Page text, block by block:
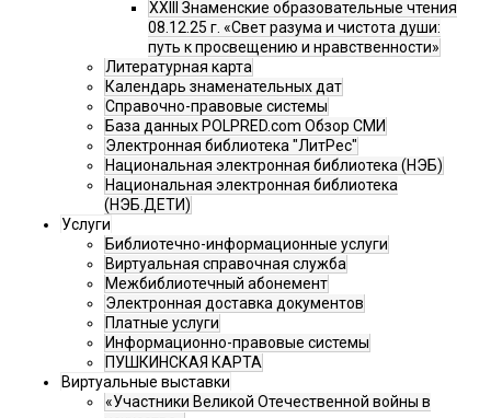
XXIII Знаменские образовательные чтения
08.12.25 г. «Свет разума и чистота души:
путь к просвещению и нравственности»
Литературная карта
Календарь знаменательных дат
Справочно-правовые системы
База данных POLPRED.com Обзор СМИ
Электронная библиотека "ЛитРес"
Национальная электронная библиотека (НЭБ)
Национальная электронная библиотека
(НЭБ.ДЕТИ)
Услуги
Библиотечно-информационные услуги
Виртуальная справочная служба
Межбиблиотечный абонемент
Электронная доставка документов
Платные услуги
Информационно-правовые системы
ПУШКИНСКАЯ КАРТА
Виртуальные выставки
«Участники Великой Отечественной войны в